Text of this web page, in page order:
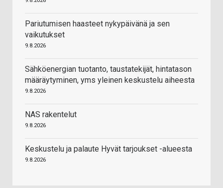
Pariutumisen haasteet nykypäivänä ja sen
vaikutukset
9.8.2026
Sähköenergian tuotanto, taustatekijät, hintatason
määräytyminen, yms yleinen keskustelu aiheesta
9.8.2026
NAS rakentelut
9.8.2026
Keskustelu ja palaute Hyvät tarjoukset -alueesta
9.8.2026